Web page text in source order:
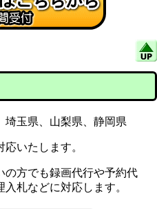
埼玉県、山梨県、静岡県
いたします。
の方でも録画代行や予約代
札などに対応します。